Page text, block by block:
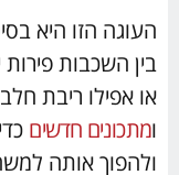
העוגה הזו היא
בין השכבות פירות
או אפילו ריבת
ומתכונים חדשים
ולהפוך אותה